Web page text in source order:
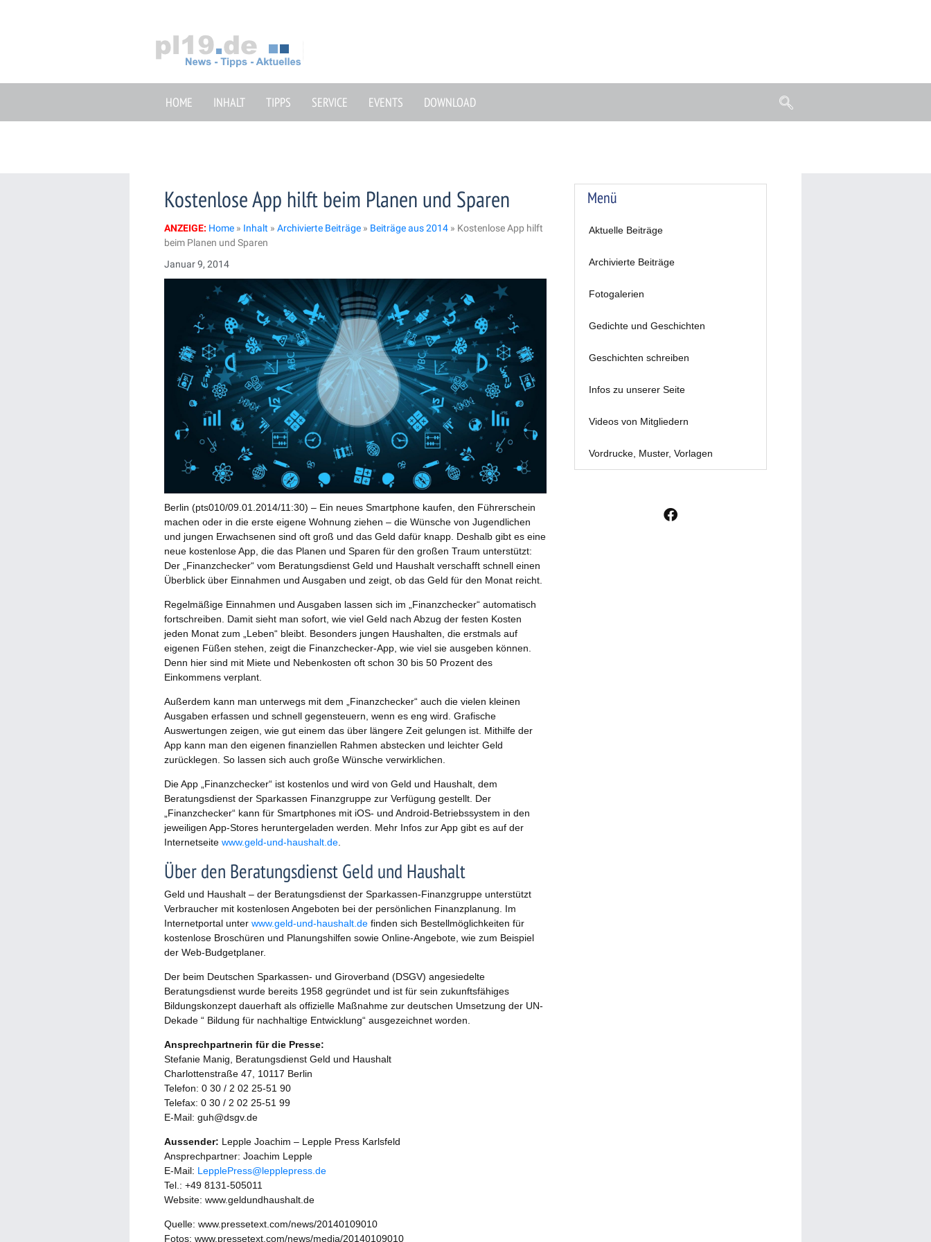
HOME INHALT TIPPS SERVICE EVENTS DOWNLOAD
Kostenlose App hilft beim Planen und Sparen
ANZEIGE: Home » Inhalt » Archivierte Beiträge » Beiträge aus 2014 » Kostenlose App hilft
beim Planen und Sparen
Januar 9, 2014
Berlin (pts010/09.01.2014/11:30) – Ein neues Smartphone kaufen, den Führerschein
machen oder in die erste eigene Wohnung ziehen – die Wünsche von Jugendlichen
und jungen Erwachsenen sind oft groß und das Geld dafür knapp. Deshalb gibt es eine
neue kostenlose App, die das Planen und Sparen für den großen Traum unterstützt:
Der „Finanzchecker“ vom Beratungsdienst Geld und Haushalt verschafft schnell einen
Überblick über Einnahmen und Ausgaben und zeigt, ob das Geld für den Monat reicht.
Regelmäßige Einnahmen und Ausgaben lassen sich im „Finanzchecker“ automatisch
fortschreiben. Damit sieht man sofort, wie viel Geld nach Abzug der festen Kosten
jeden Monat zum „Leben“ bleibt. Besonders jungen Haushalten, die erstmals auf
eigenen Füßen stehen, zeigt die Finanzchecker-App, wie viel sie ausgeben können.
Denn hier sind mit Miete und Nebenkosten oft schon 30 bis 50 Prozent des
Einkommens verplant.
Außerdem kann man unterwegs mit dem „Finanzchecker“ auch die vielen kleinen
Ausgaben erfassen und schnell gegensteuern, wenn es eng wird. Grafische
Auswertungen zeigen, wie gut einem das über längere Zeit gelungen ist. Mithilfe der
App kann man den eigenen finanziellen Rahmen abstecken und leichter Geld
zurücklegen. So lassen sich auch große Wünsche verwirklichen.
Die App „Finanzchecker“ ist kostenlos und wird von Geld und Haushalt, dem
Beratungsdienst der Sparkassen Finanzgruppe zur Verfügung gestellt. Der
„Finanzchecker“ kann für Smartphones mit iOS- und Android-Betriebssystem in den
jeweiligen App-Stores heruntergeladen werden. Mehr Infos zur App gibt es auf der
Internetseite www.geld-und-haushalt.de
Über den Beratungsdienst Geld und Haushalt
Geld und Haushalt – der Beratungsdienst der Sparkassen-Finanzgruppe unterstützt
Verbraucher mit kostenlosen Angeboten bei der persönlichen Finanzplanung. Im
Internetportal unter www.geld-und-haushalt.de finden sich Bestellmöglichkeiten für
kostenlose Broschüren und Planungshilfen sowie Online-Angebote, wie zum Beispiel
der Web-Budgetplaner.
Der beim Deutschen Sparkassen- und Giroverband (DSGV) angesiedelte
Beratungsdienst wurde bereits 1958 gegründet und ist für sein zukunftsfähiges
Bildungskonzept dauerhaft als offizielle Maßnahme zur deutschen Umsetzung der UN-
Dekade “ Bildung für nachhaltige Entwicklung“ ausgezeichnet worden.
Ansprechpartnerin für die Presse:
Stefanie Manig, Beratungsdienst Geld und Haushalt
Charlottenstraße 47, 10117 Berlin
Telefon: 0 30 / 2 02 25-51 90
Telefax: 0 30 / 2 02 25-51 99
E-Mail: guh@dsgv.de
Aussender: Lepple Joachim – Lepple Press Karlsfeld
Ansprechpartner: Joachim Lepple
E-Mail: LepplePress@lepplepress.de
Tel.: +49 8131-505011
Website: www.geldundhaushalt.de
Quelle: www.pressetext.com/news/20140109010
Fotos: www.pressetext.com/news/media/20140109010
Menü
Aktuelle Beiträge
Archivierte Beiträge
Fotogalerien
Gedichte und Geschichten
Geschichten schreiben
Infos zu unserer Seite
Videos von Mitgliedern
Vordrucke, Muster, Vorlagen
F
a